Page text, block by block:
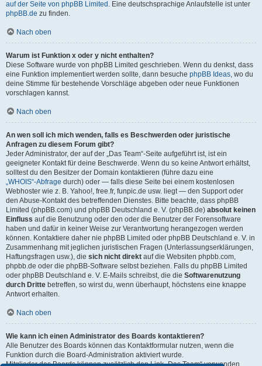
auf der Seite von phpBB Limited . Eine deutschsprachige Anlaufstelle ist unter
phpBB.de zu finden.
Nach oben
Warum ist Funktion x oder y nicht enthalten?
Diese Software wurde von phpBB Limited geschrieben. Wenn du denkst, dass
eine Funktion implementiert werden sollte, dann besuche phpBB Ideas, wo du
deine Stimme für bestehende Vorschläge abgeben oder neue Funktionen
vorschlagen kannst.
Nach oben
An wen soll ich mich wenden, falls es Beschwerden oder juristische
Anfragen zu diesem Forum gibt?
Jeder Administrator, der auf der „Das Team“-Seite aufgeführt ist, ist ein
geeigneter Kontakt für deine Beschwerde. Wenn du so keine Antwort erhältst,
solltest du den Besitzer der Domain kontaktieren (führe dazu eine
„WHOIS“-Abfrage durch) oder — falls diese Seite bei einem kostenlosen
Webhoster wie z. B. Yahoo!, free.fr, funpic.de usw. liegt — den Support oder
den Abuse-Kontakt des betreffenden Dienstes. Bitte beachte, dass phpBB
Limited (phpBB.com) und phpBB Deutschland e. V. (phpBB.de) absolut keinen
Einfluss auf die Benutzung oder den oder die Benutzer der Forensoftware
haben und dafür in keiner Weise zur Verantwortung herangezogen werden
können. Kontaktiere daher nie phpBB Limited oder phpBB Deutschland e. V. in
Zusammenhang mit jeglichen juristischen Fragen (Unterlassungserklärungen,
Haftungsfragen usw.), die sich nicht direkt auf die Websiten phpbb.com,
phpbb.de oder die phpBB-Software selbst beziehen. Falls du phpBB Limited
oder phpBB Deutschland e. V. E-Mails schreibst, die die Softwarenutzung
durch Dritte betreffen, so wirst du, wenn überhaupt, höchstens eine knappe
Antwort erhalten.
Nach oben
Wie kann ich einen Administrator des Boards kontaktieren?
Alle Benutzer des Boards können das Kontaktformular nutzen, wenn die
Funktion durch die Board-Administration aktiviert wurde.
Mitglieder des Boards können zusätzlich den Link „Das Team“ verwenden.